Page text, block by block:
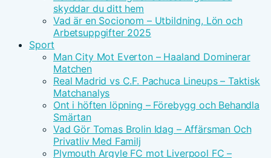
skyddar du ditt hem
Vad är en Socionom – Utbildning, Lön och
Arbetsuppgifter 2025
Sport
Man City Mot Everton – Haaland Dominerar
Matchen
Real Madrid vs C.F. Pachuca Lineups – Taktisk
Matchanalys
Ont i höften löpning – Förebygg och Behandla
Smärtan
Vad Gör Tomas Brolin Idag – Affärsman Och
Privatliv Med Familj
Plymouth Argyle FC mot Liverpool FC –